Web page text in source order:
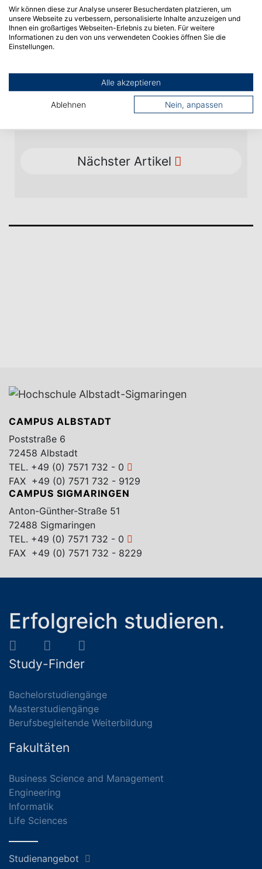
verbrennung verringern die THG-Emissionen vor Ort
und leisten darüber nicht nur einen positiven Beitrag
zum Klimaschutz, sondern stärken lokal auch
soziale und ökonomische Strukturen.
Rückfragen hierzu können gerichtet werden an
strenger(at)hs-albsig.de
Nächster Artikel
CAMPUS ALBSTADT
Poststraße 6
72458 Albstadt
TEL. +49 (0) 7571 732 - 0
FAX +49 (0) 7571 732 - 9129
CAMPUS SIGMARINGEN
Anton-Günther-Straße 51
72488 Sigmaringen
TEL. +49 (0) 7571 732 - 0
FAX +49 (0) 7571 732 - 8229
Erfolgreich studieren.
Study-Finder
Bachelorstudiengänge
Masterstudiengänge
Berufsbegleitende Weiterbildung
Fakultäten
Business Science and Management
Engineering
Informatik
Life Sciences
Studienangebot
Wir können diese zur Analyse unserer Besucherdaten platzieren, um
unsere Webseite zu verbessern, personalisierte Inhalte anzuzeigen und
Ihnen ein großartiges Webseiten-Erlebnis zu bieten. Für weitere
Informationen zu den von uns verwendeten Cookies öffnen Sie die
Einstellungen.
Alle akzeptieren
Ablehnen Nein, anpassen